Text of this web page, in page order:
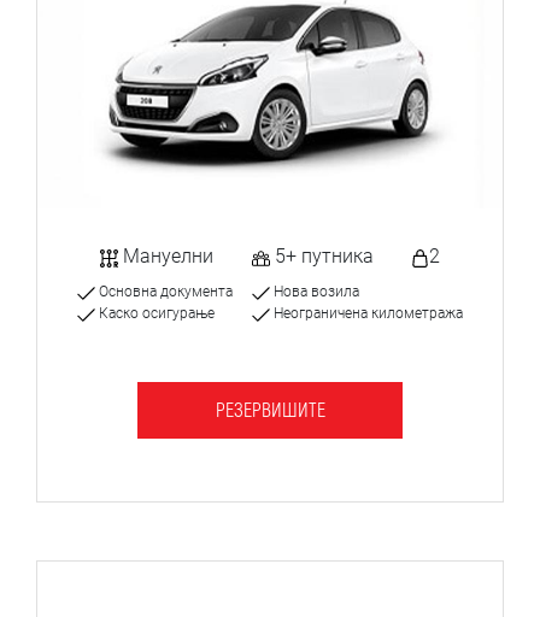
Мануелни 5+ путника 2
Основна документа
Каско осигурање
Нова возила
Неограничена километража
РЕЗЕРВИШИТЕ